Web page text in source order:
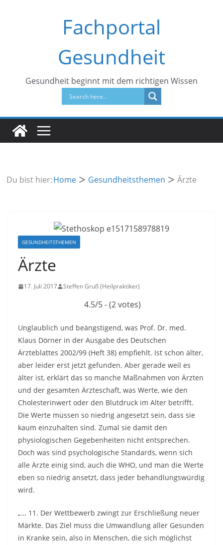
Fachportal
Gesundheit
Gesundheit beginnt mit dem richtigen Wissen
Du bist hier:Home Gesundheitsthemen Ärzte
GESUNDHEITSTHEMEN
Ärzte
17. Juli 2017 Steffen Gruß (Heilpraktiker)
4.5/5 - (2 votes)
Unglaublich und beängstigend, was Prof. Dr. med.
Klaus Dörner in der Ausgabe des Deutschen
Ärzteblattes 2002/99 (Heft 38) empfiehlt. Ist schon älter,
aber leider erst jetzt gefunden. Aber gerade weil es
älter ist, erklärt das so manche Maßnahmen von Ärzten
und der gesamten Ärzteschaft, was Werte, wie den
Cholesterinwert oder den Blutdruck im Alter betrifft.
Die Werte müssen so niedrig angesetzt sein, dass sie
kaum einzuhalten sind. Zumal sie damit den
physiologischen Gegebenheiten nicht entsprechen.
Doch was sind psychologische Standards, wenn sich
alle Ärzte einig sind, auch die WHO, und man die Werte
eben so niedrig ansetzt, dass jeder behandlungswürdig
wird.
„… 11. Der Wettbewerb zwingt zur Erschließung neuer
Märkte. Das Ziel muss die Umwandlung aller Gesunden
in Kranke sein, also in Menschen, die sich möglichst